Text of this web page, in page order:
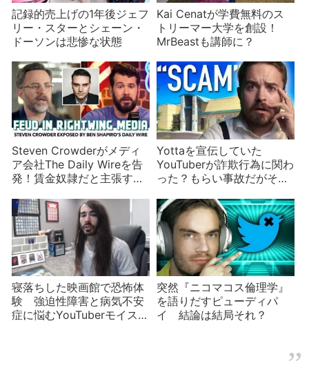
記録的売上げの1年後ジェフ
リー・スターとシェーン・
ドーソンは悲惨な状態
Kai Cenatが学費無料のス
トリーマー大学を創設！
MrBeastも講師に？
Steven Crowderがメディ
ア会社The Daily Wireを告
発！賃金奴隷だと主張する
か
Yottaを宣伝していた
YouTuberが詐欺行為に関わ
った？もらい事故だがその
寝落ちした映画館で恐怖体
験 強迫性障害と病気不安
症に悩むYouTuberモイス
突然『ニコマコス倫理学』
を語りだすピューディパ
イ 結論は結局それ？